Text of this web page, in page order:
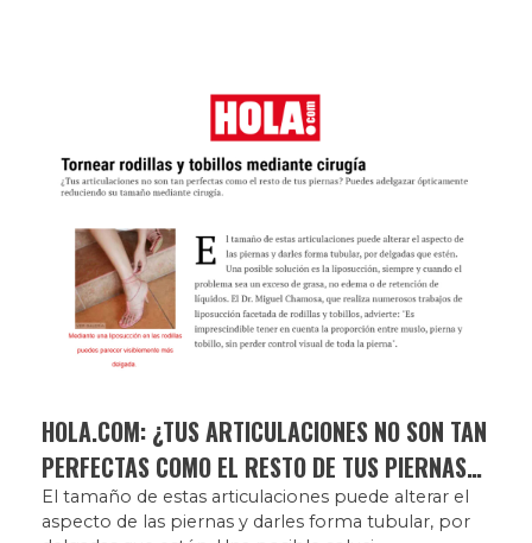
HOLA.COM: ¿TUS ARTICULACIONES NO SON TAN
PERFECTAS COMO EL RESTO DE TUS PIERNAS?
PUEDES ADELGAZAR ÓPTICAMENTE
El tamaño de estas articulaciones puede alterar el
aspecto de las piernas y darles forma tubular, por